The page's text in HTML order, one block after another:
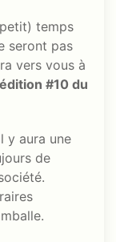
temps
seront pas
vers vous à
édition #10 du
y aura une
de